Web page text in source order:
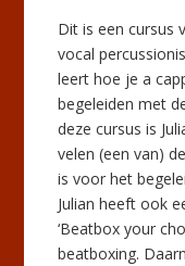
Dit is een cursus
vocal
leert hoe je a
begeleiden met
deze cursus is
velen (een van)
is voor het
Julian heeft ook
‘Beatbox your
beatboxing.